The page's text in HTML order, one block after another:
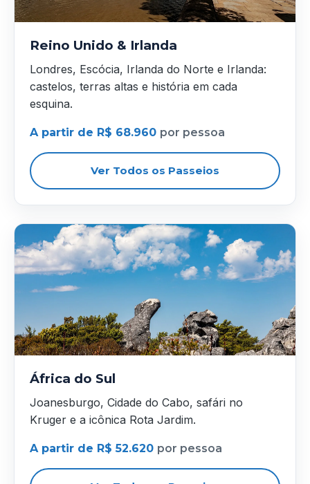
Reino Unido & Irlanda
Londres, Escócia, Irlanda do Norte e Irlanda:
castelos, terras altas e história em cada
esquina.
A partir de R$ 68.960 por pessoa
Ver Todos os Passeios
África do Sul
Joanesburgo, Cidade do Cabo, safári no
Kruger e a icônica Rota Jardim.
A partir de R$ 52.620 por pessoa